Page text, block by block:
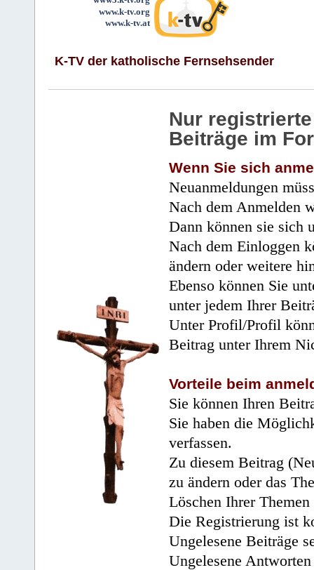
www.k-tv.org
www.k-tv.at
K-TV der katholische Fernsehsender
Nur
Beiträge im
Wenn Sie sich
Neuanmeldungen
Nach dem Anmelden
Dann können sie sich
Nach dem Einloggen
ändern oder weitere
Ebenso können Sie
unter jedem Ihrer
Unter Profil/Profil
Beitrag unter Ihrem
Vorteile beim
Sie können Ihren
Sie haben die
verfassen.
Zu diesem Beitrag
zu ändern oder das
Löschen Ihrer
Die Registrierung ist
Ungelesene Beiträge
Ungelesene